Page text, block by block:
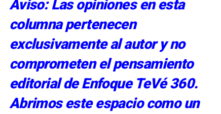
Aviso: Las opiniones en esta
columna pertenecen
exclusivamente al autor y no
comprometen el pensamiento
editorial de Enfoque TeVé 360.
Abrimos este espacio como un